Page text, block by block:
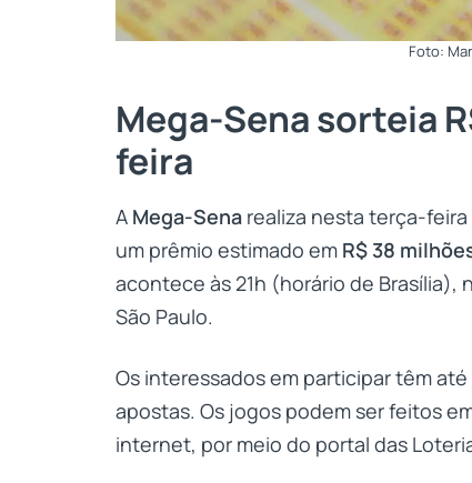
Foto:
Mega-Sena sorteia
feira
A Mega-Sena realiza nesta terça-
um prêmio estimado em R$ 38
acontece às 21h (horário de Brasília),
São Paulo.
Os interessados em participar têm
apostas. Os jogos podem ser feitos
internet, por meio do portal das